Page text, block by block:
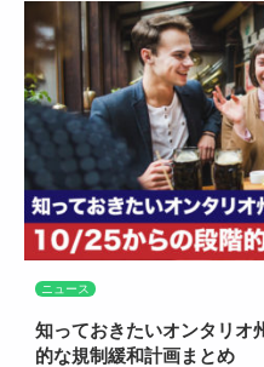
ニュース
知っておきたいオンタリオ
的な規制緩和計画まとめ